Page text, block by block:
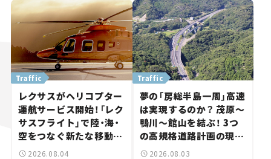
道路計画】
レクサスがヘリコプター
運航サービス開始！「レク
サスフライト」で陸・海・
空をつなぐ新たな移動体
験とは
Traffic
2026.08.04
夢の「房総半島一周」高速
は実現するのか？ 茂原～
鴨川～館山を結ぶ！ 3つ
の高規格道路計画の現
状。「館山鴨川道路」で検
Traffic
2026.08.03